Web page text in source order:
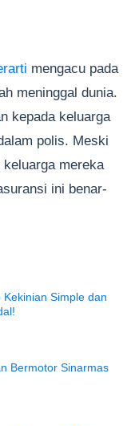
mengacu pada
meninggal dunia.
kepada keluarga
polis. Meski
mereka
ini benar-
Simple dan
Bermotor Sinarmas